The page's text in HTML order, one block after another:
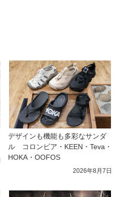
デザインも機能も多彩なサンダ
ル　コロンビア・KEEN・Teva・
HOKA・OOFOS
2026年8月7日